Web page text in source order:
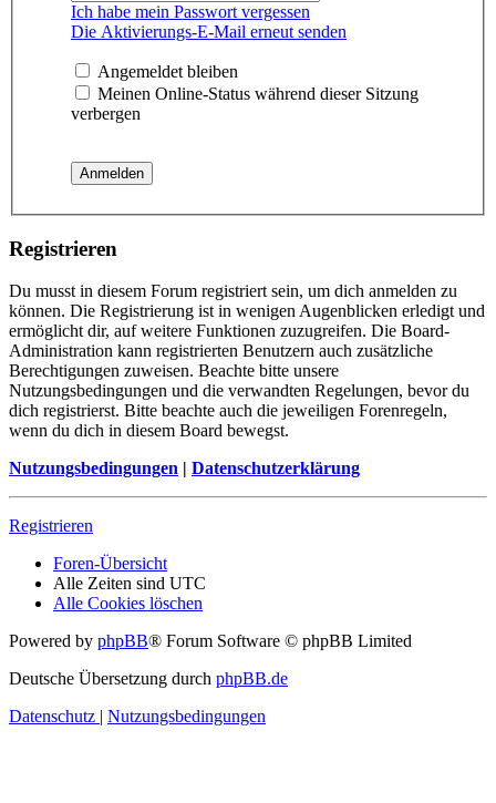
Ich habe mein Passwort vergessen
Die Aktivierungs-E-Mail erneut senden
Angemeldet bleiben
Meinen Online-Status während dieser Sitzung
verbergen
Registrieren
Du musst in diesem Forum registriert sein, um dich anmelden zu
können. Die Registrierung ist in wenigen Augenblicken erledigt und
ermöglicht dir, auf weitere Funktionen zuzugreifen. Die Board-
Administration kann registrierten Benutzern auch zusätzliche
Berechtigungen zuweisen. Beachte bitte unsere
Nutzungsbedingungen und die verwandten Regelungen, bevor du
dich registrierst. Bitte beachte auch die jeweiligen Forenregeln,
wenn du dich in diesem Board bewegst.
Nutzungsbedingungen | Datenschutzerklärung
Registrieren
Foren-Übersicht
Alle Zeiten sind UTC
Alle Cookies löschen
Powered by phpBB® Forum Software © phpBB Limited
Deutsche Übersetzung durch phpBB.de
Datenschutz | Nutzungsbedingungen